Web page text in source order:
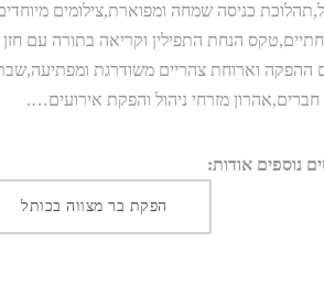
כניסה שמחה ומפוארת,צילומים
הנחת התפילין וקריאה בתורה עם חזן
ההפקה וארוחת צהריים משודרגת
מזרחי ניהול והפקת אירועים….
נוספים אודות:
הפקת בר מצווה בכותל